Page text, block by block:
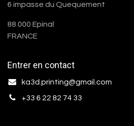
6 impasse du Quequement
88 000 Epinal
FRANCE
Entrer en contact
ka3d.printing@gmail.com
+33 6 22 82 74 33